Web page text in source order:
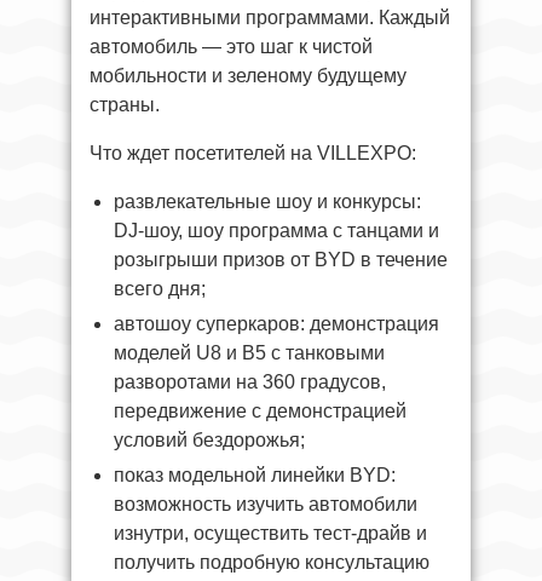
интерактивными программами. Каждый
автомобиль — это шаг к чистой
мобильности и зеленому будущему
страны.
Что ждет посетителей на VILLEXPO:
развлекательные шоу и конкурсы:
DJ-шоу, шоу программа с танцами и
розыгрыши призов от BYD в течение
всего дня;
автошоу суперкаров: демонстрация
моделей U8 и B5 с танковыми
разворотами на 360 градусов,
передвижение с демонстрацией
условий бездорожья;
показ модельной линейки BYD:
возможность изучить автомобили
изнутри, осуществить тест-драйв и
получить подробную консультацию